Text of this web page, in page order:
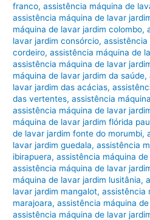
franco,assistência máquina de
assistência máquina de lavar
máquina de lavar jardim colombo,
lavar jardim consórcio,assistência
cordeiro,assistência máquina de
assistência máquina de lavar
máquina de lavar jardim da saúde,
lavar jardim das acácias,
das vertentes,assistência
assistência máquina de lavar
máquina de lavar jardim flórida
de lavar jardim fonte do morumbi,
lavar jardim guedala,assistência
ibirapuera,assistência máquina
assistência máquina de lavar
máquina de lavar jardim lusitânia,
lavar jardim mangalot,assistência
marajoara,assistência máquina
assistência máquina de lavar